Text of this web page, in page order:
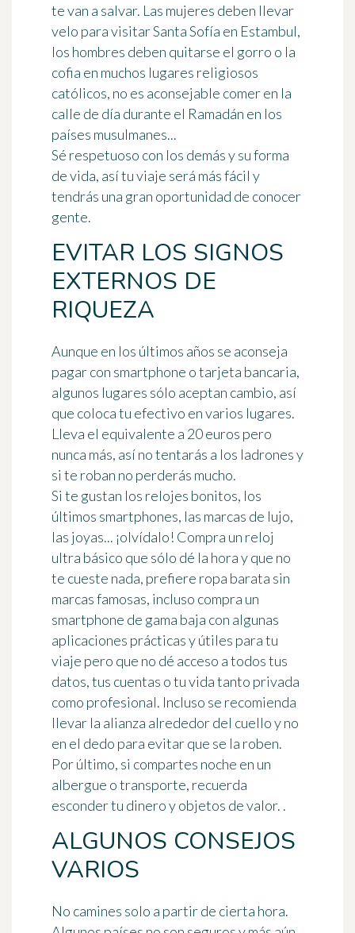
te van a salvar. Las mujeres deben llevar
velo para visitar Santa Sofía en Estambul,
los hombres deben quitarse el gorro o la
cofia en muchos lugares religiosos
católicos, no es aconsejable comer en la
calle de día durante el Ramadán en los
países musulmanes...
Sé respetuoso con los demás y su forma
de vida, así tu viaje será más fácil y
tendrás una gran oportunidad de conocer
gente.
EVITAR LOS SIGNOS
EXTERNOS DE
RIQUEZA
Aunque en los últimos años se aconseja
pagar con smartphone o tarjeta bancaria,
algunos lugares sólo aceptan cambio, así
que coloca tu efectivo en varios lugares.
Lleva el equivalente a 20 euros pero
nunca más, así no tentarás a los ladrones y
si te roban no perderás mucho.
Si te gustan los relojes bonitos, los
últimos smartphones, las marcas de lujo,
las joyas... ¡olvídalo! Compra un reloj
ultra básico que sólo dé la hora y que no
te cueste nada, prefiere ropa barata sin
marcas famosas, incluso compra un
smartphone de gama baja con algunas
aplicaciones prácticas y útiles para tu
viaje pero que no dé acceso a todos tus
datos, tus cuentas o tu vida tanto privada
como profesional. Incluso se recomienda
llevar la alianza alrededor del cuello y no
en el dedo para evitar que se la roben.
Por último, si compartes noche en un
albergue o transporte, recuerda
esconder tu dinero y objetos de valor. .
ALGUNOS CONSEJOS
VARIOS
No camines solo a partir de cierta hora.